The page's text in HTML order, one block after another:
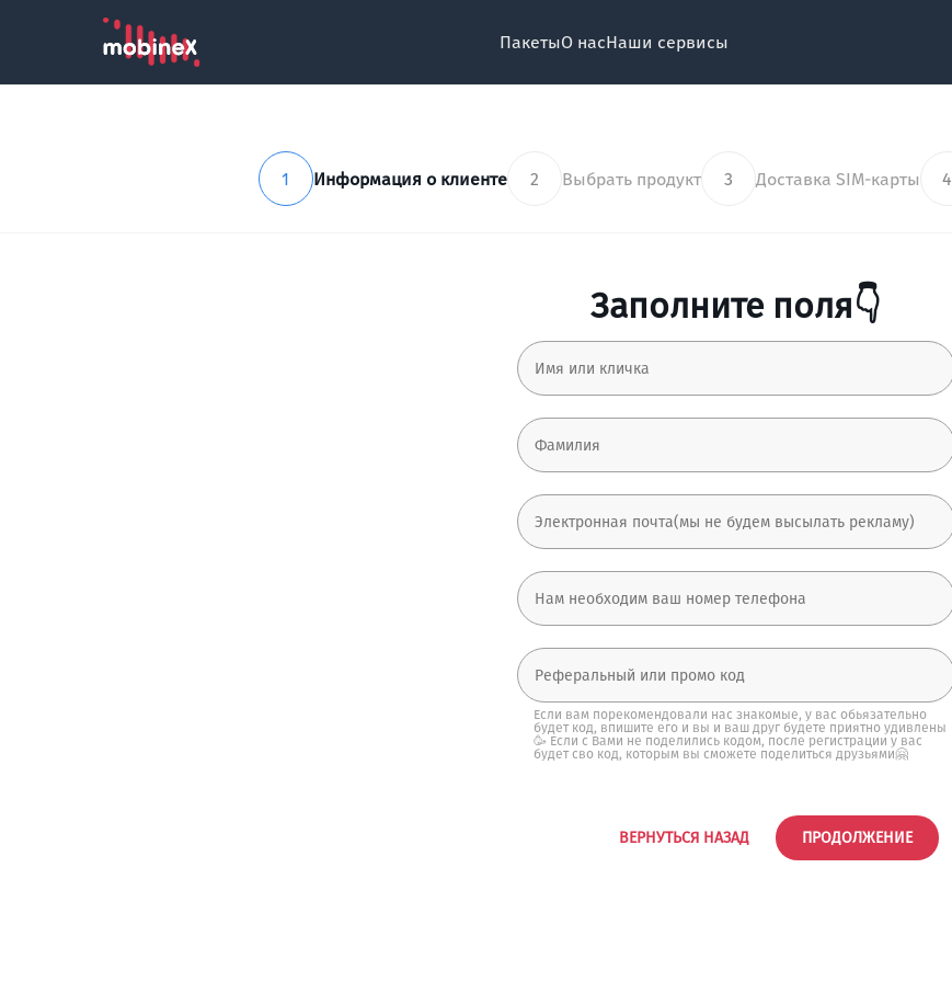
ПакетыО насНаши сервисы
1 Информация о клиенте 2 Выбрать продукт 3 Доставка SIM-карты 4
Заполните поля👇
Если вам порекомендовали нас знакомые, у вас обьязательно
будет код, впишите его и вы и ваш друг будете приятно удивлены
🥳 Если с Вами не поделились кодом, после регистрации у вас
будет сво код, которым вы сможете поделиться друзьями🤗
ВЕРНУТЬСЯ НАЗАД ПРОДОЛЖЕНИЕ